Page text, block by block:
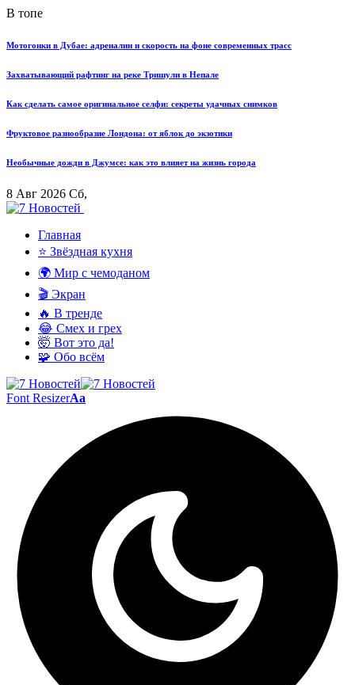
В топе
Мотогонки в Дубае: адреналин и скорость на фоне современных трасс
Захватывающий рафтинг на реке Тришули в Непале
Как сделать самое оригинальное селфи: секреты удачных снимков
Фруктовое разнообразие Лондона: от яблок до экзотики
Необычные дожди в Джумсе: как это влияет на жизнь города
8 Авг 2026 Сб,
Главная
⭐ Звёздная кухня
🌍 Мир с чемоданом
🎬 Экран
🔥 В тренде
😂 Смех и грех
🤯 Вот это да!
🧩 Обо всём
Font ResizerAa